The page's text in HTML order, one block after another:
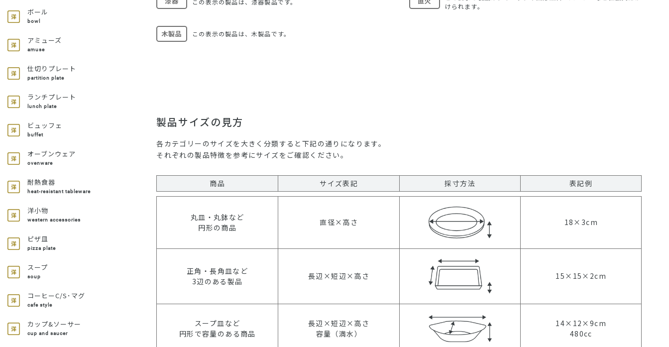
ボール
bowl
アミューズ
amuse
仕切りプレート
partition plate
ランチプレート
lunch plate
ビュッフェ
buffet
オーブンウェア
ovenware
耐熱食器
heat-resistant tableware
洋小物
western accessories
ピザ皿
pizza plate
スープ
soup
コーヒーC/S･マグ
cafe style
カップ&ソーサー
cup and saucer
この表示の製品は、漆器製品です。
けられます。
木製品 この表示の製品は、木製品です。
製品サイズの見方
各カテゴリーのサイズを大きく分類すると下記の通りになります。
それぞれの製品特徴を参考にサイズをご確認ください。
商品 サイズ表記 採寸方法 表記例
丸皿・丸鉢など
円形の商品
直径×高さ 18×3cm
正角・長角皿など
3辺のある製品
長辺×短辺×高さ 15×15×2cm
スープ皿など
円形で容量のある商品
長辺×短辺×高さ
容量（満水）
14×12×9cm
480cc